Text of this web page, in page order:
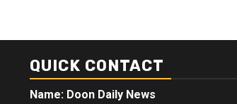
QUICK CONTACT
Name: Doon Daily News